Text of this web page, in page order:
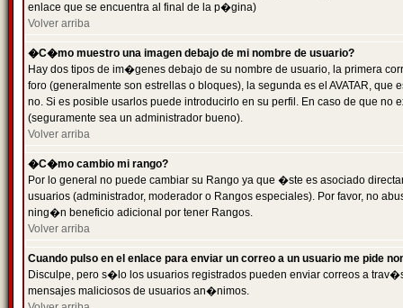
enlace que se encuentra al final de la p�gina)
Volver arriba
�C�mo muestro una imagen debajo de mi nombre de usuario?
Hay dos tipos de im�genes debajo de su nombre de usuario, la primera
foro (generalmente son estrellas o bloques), la segunda es el AVATAR,
no. Si es posible usarlos puede introducirlo en su perfil. En caso de que
(seguramente sea un administrador bueno).
Volver arriba
�C�mo cambio mi rango?
Por lo general no puede cambiar su Rango ya que �ste es asociado
usuarios (administrador, moderador o Rangos especiales). Por favor, no
ning�n beneficio adicional por tener Rangos.
Volver arriba
Cuando pulso en el enlace para enviar un correo a un usuario me pide
Disculpe, pero s�lo los usuarios registrados pueden enviar correos a
mensajes maliciosos de usuarios an�nimos.